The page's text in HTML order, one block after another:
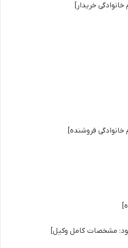
خانوادگی خریدار]
خانوادگی فروشنده]
مشخصات کامل وکیل]